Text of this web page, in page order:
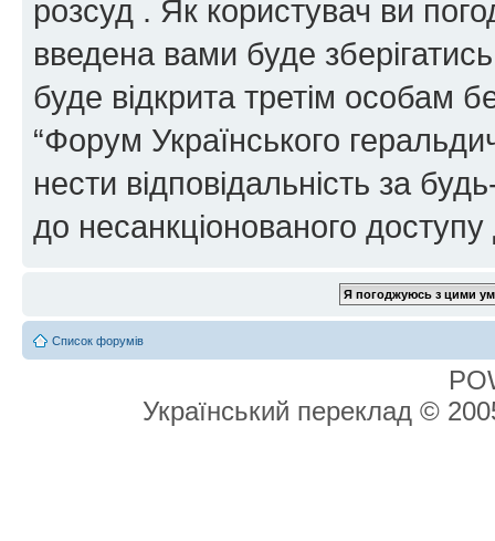
розсуд . Як користувач ви
введена вами буде
буде відкрита третім особам
“Форум Українського
нести відповідальність за
до несанкціонованого доступу
Список форумів
Український переклад ©